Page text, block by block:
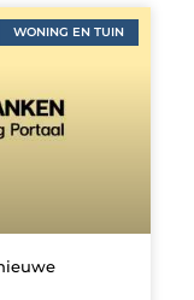
WONING EN TUIN